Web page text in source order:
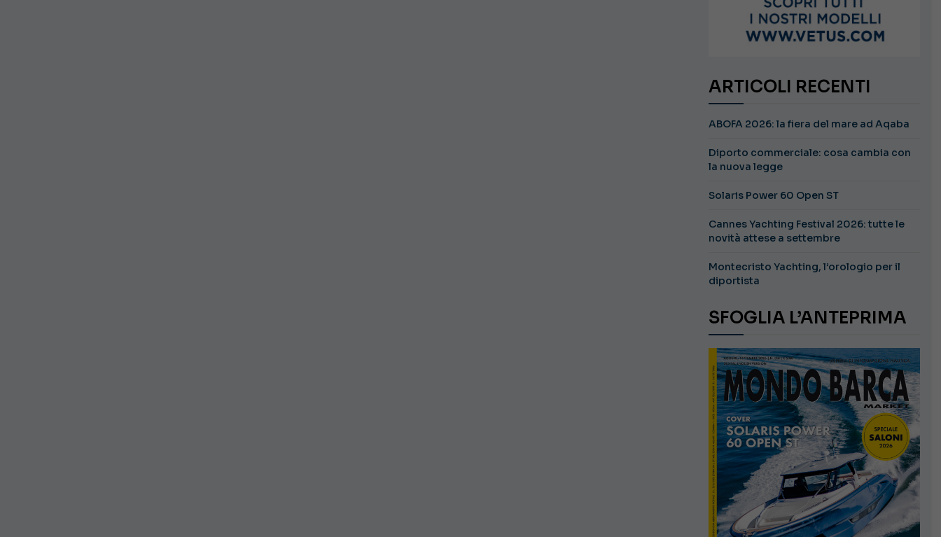
ARTICOLI RECENTI
ABOFA 2026: la fiera del mare ad Aqaba
Diporto commerciale: cosa cambia con
la nuova legge
Solaris Power 60 Open ST
Cannes Yachting Festival 2026: tutte le
novità attese a settembre
Montecristo Yachting, l’orologio per il
diportista
SFOGLIA L’ANTEPRIMA